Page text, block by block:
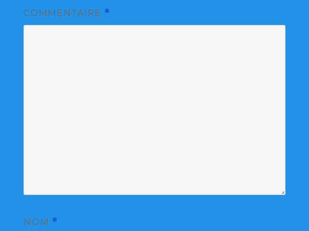
COMMENTAIRE *
NOM *